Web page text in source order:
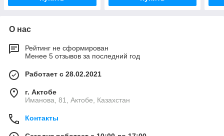
О нас
Рейтинг не сформирован
Менее 5 отзывов за последний год
Работает с 28.02.2021
г. Актобе
Иманова, 81, Актобе, Казахстан
Контакты